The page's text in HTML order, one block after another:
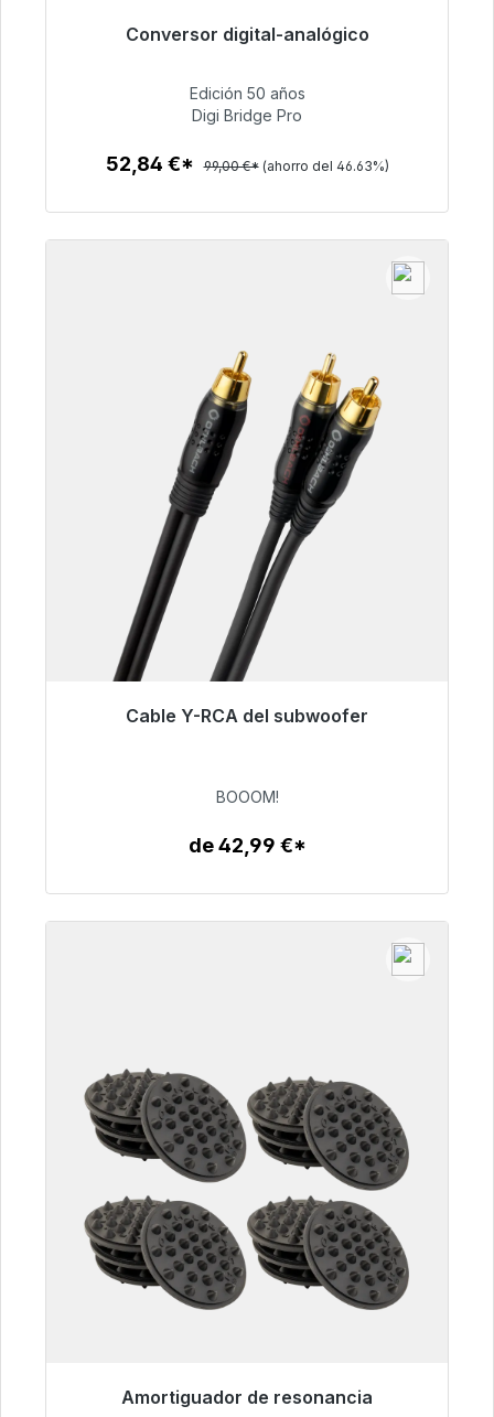
Conversor digital-analógico
Listo para envío inmediato, plazo de entrega
52,84 €
Edición 50 años
Digi Bridge Pro
52,84 €* 99,00 €* (ahorro del 46.63%)
Cable Y-RCA del subwoofer
Listo para envío inmediato, plazo de entrega
53,49 €
BOOOM!
de 42,99 €*
Amortiguador de resonancia
Listo para envío inmediato, plazo de entrega